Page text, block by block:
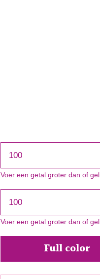
Voer een getal groter dan of
Voer een getal groter dan of
Full color